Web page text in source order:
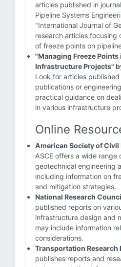
articles published in
Pipeline Systems
"International Journal of
research articles focusing
of freeze points on
"Managing Freeze
Infrastructure Projects"
Look for articles
publications or
practical guidance on
in various infrastructure
Online
American Society of Civil
ASCE offers a wide range
geotechnical engineering
including information on
and mitigation strategies.
National Research
published reports on
infrastructure design and
may include information
considerations.
Transportation Research
publishes reports and